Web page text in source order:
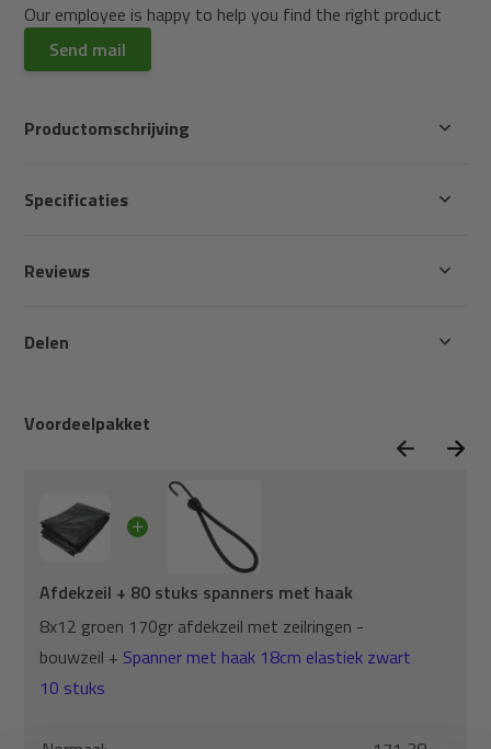
Our employee is happy to help you find the right product
Send mail
Voordeelpakket
Afdekzeil + 80 stuks spanners met haak
8x12 groen 170gr afdekzeil met zeilringen -
bouwzeil + Spanner met haak 18cm elastiek zwart
10 stuks
Productomschrijving
Specificaties
Reviews
Delen